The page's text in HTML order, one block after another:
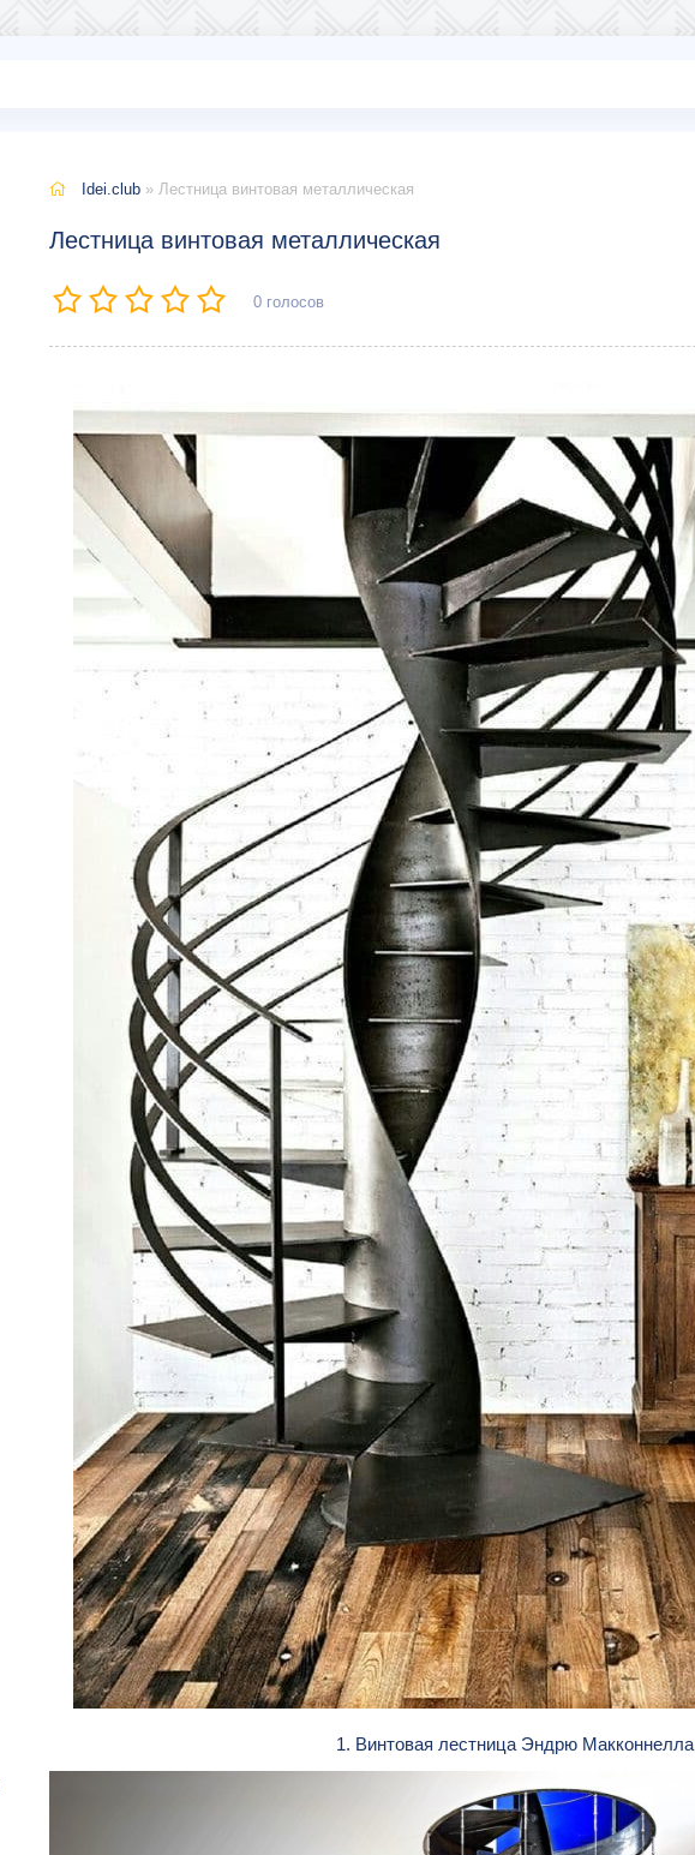
Idei.club » Лестница винтовая металлическая
Лестница винтовая металлическая
0 голосов
1. Винтовая лестница Эндрю Макконнелла